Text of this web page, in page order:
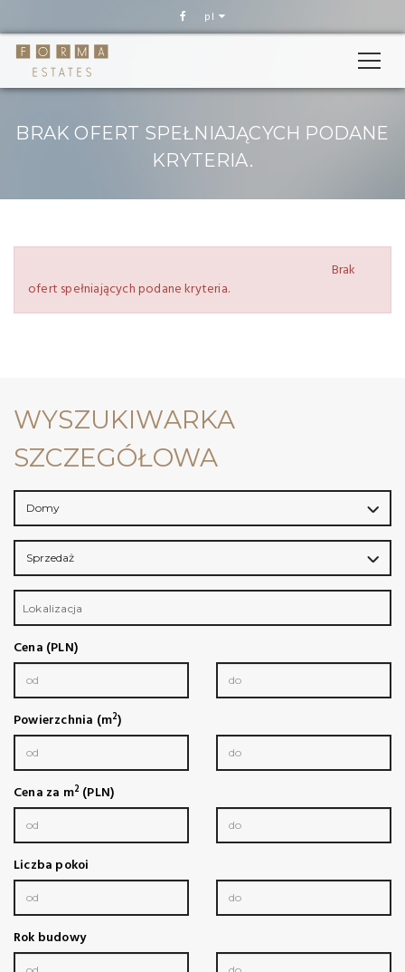
pl
BRAK OFERT SPEŁNIAJĄCYCH PODANE
KRYTERIA.
WYSZUKIWARKA
SZCZEGÓŁOWA
Domy
Sprzedaż
Lokalizacja
Cena (PLN)
Powierzchnia (m2)
Cena za m2 (PLN)
Liczba pokoi
Rok budowy
Brak
ofert spełniających podane kryteria.